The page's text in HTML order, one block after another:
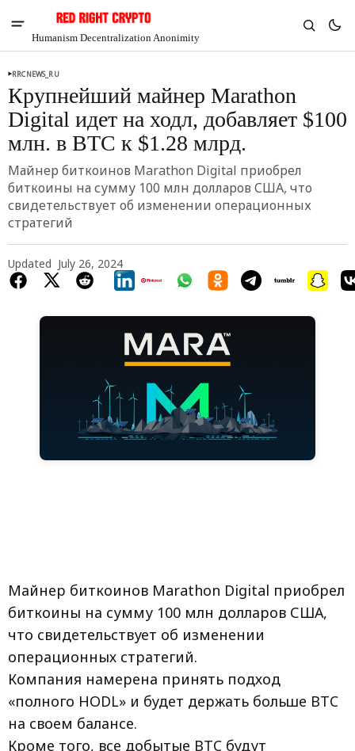
Humanism Decentralization Anonimity
Chia
RRCNEWS_RU
Крупнейший майнер Marathon
Digital идет на ходл, добавляет $100
млн. в BTC к $1.28 млрд.
Майнер биткоинов Marathon Digital приобрел
биткоины на сумму 100 млн долларов США, что
свидетельствует об изменении операционных
стратегий
Updated July 26, 2024
Майнер биткоинов Marathon Digital приобрел
биткоины на сумму 100 млн долларов США,
что свидетельствует об изменении
операционных стратегий.
Компания намерена принять подход
«полного HODL» и будет держать больше BTC
на своем балансе.
Кроме того, все добытые BTC будут